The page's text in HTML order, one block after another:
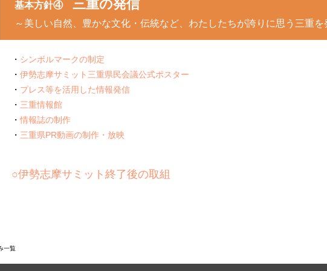
基本方針④ 三重の発信
～美しい自然、豊かな文化・伝統など、わたしたちが誇りに思う三重を
シンボルマークの制定
伊勢志摩サミット三重県民会議公式ポスター
プレス等を活用した情報発信
三重情報館
情報誌の制作
三重県PR動画の制作・放映
○伊勢志摩サミット終了後の取組
一覧